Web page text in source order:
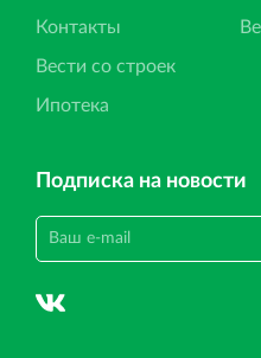
Контакты
Вести со строек
Ипотека
Подписка на новости